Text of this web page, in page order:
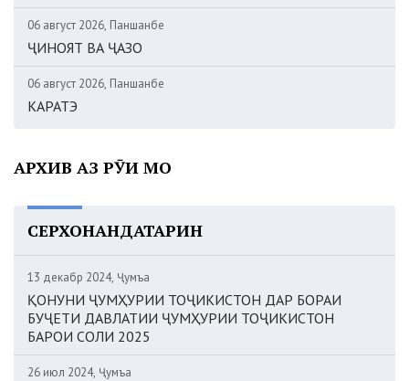
06 август 2026, Панҷшанбе
ҶИНОЯТ ВА ҶАЗО
06 август 2026, Панҷшанбе
КАРАТЭ
АРХИВ АЗ РӮИ МОҲ
СЕРХОНАНДАТАРИН
13 декабр 2024, Ҷумъа
ҚОНУНИ ҶУМҲУРИИ ТОҶИКИСТОН ДАР БОРАИ
БУҶЕТИ ДАВЛАТИИ ҶУМҲУРИИ ТОҶИКИСТОН
БАРОИ СОЛИ 2025
26 июл 2024, Ҷумъа